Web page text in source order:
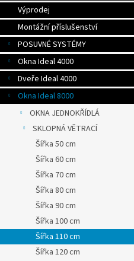
Výprodej
Montážní příslušenství
POSUVNÉ SYSTÉMY
Okna Ideal 4000
Dveře Ideal 4000
Okna Ideal 8000
OKNA JEDNOKŘÍDLÁ
SKLOPNÁ VĚTRACÍ
Šířka 50 cm
Šířka 60 cm
Šířka 70 cm
Šířka 80 cm
Šířka 90 cm
Šířka 100 cm
Šířka 110 cm
Šířka 120 cm